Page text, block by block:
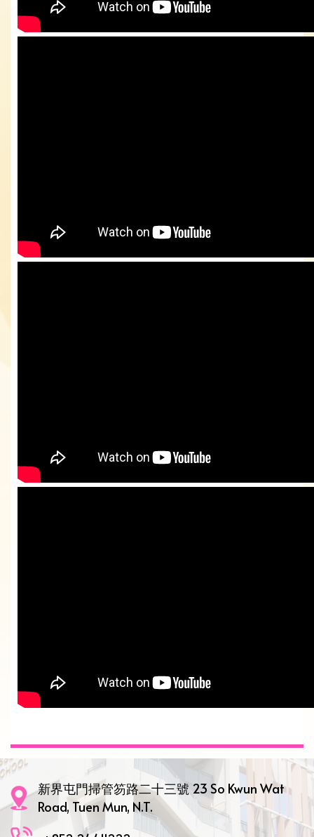
新界屯門掃管笏路二十三號 23 So Kwun Wat
Road, Tuen Mun, N.T.